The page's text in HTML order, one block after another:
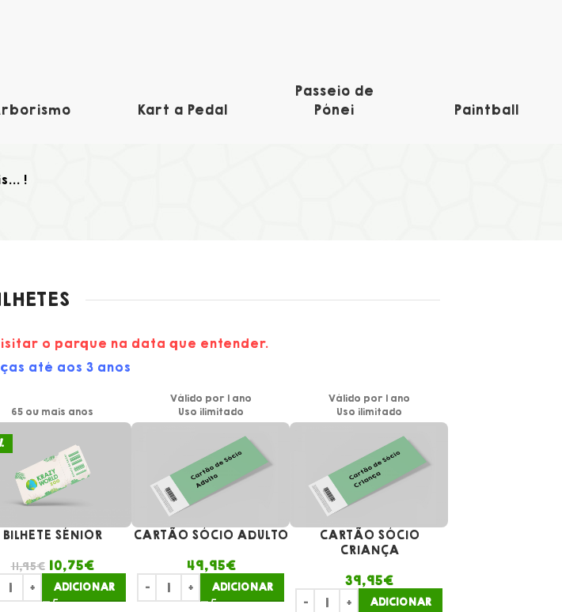
Kart a Pedal
Passeio de
Pónei
Paintball
!
o parque na data que entender.
até aos 3 anos
65 ou mais anos
Válido por 1 ano
Uso ilimitado
Válido por 1 ano
Uso ilimitado
BILHETE SÉNIOR
11,95€ 10,75€
ADICIONAR
CARTÃO SÓCIO ADULTO
49,95€
ADICIONAR
CARTÃO SÓCIO
CRIANÇA
39,95€
ADICIONAR